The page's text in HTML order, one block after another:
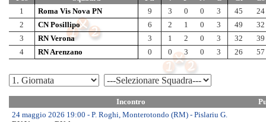
All A Mas – F.li
All B Mas – QF
All B Mas – SF
All B Mas – F.li
All C Mas – SF
All C Mas – F.li
Rag Mas – F.val
Rag Fem – F.val
Esord. M/F – F.val
Enti Promozione Sp.